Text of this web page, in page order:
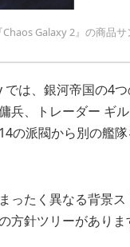
『Chaos Galaxy 2』の商品
は、銀河帝国の4つ
兵、トレーダー ギ
の派閥から別の艦隊
ったく異なる背景
方針ツリーがありま